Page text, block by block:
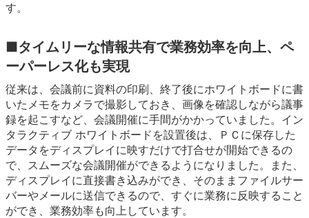
す。
■タイムリーな情報共有で業務効率を向上、ペ
ーパーレス化も実現
従来は、会議前に資料の印刷、終了後にホワイトボードに書
いたメモをカメラで撮影しておき、画像を確認しながら議事
録を起こすなど、会議開催に手間がかかっていました。イン
タラクティブ ホワイトボードを設置後は、ＰＣに保存した
データをディスプレイに映すだけで打合せが開始できるの
で、スムーズな会議開催ができるようになりました。また、
ディスプレイに直接書き込みができ、そのままファイルサー
バーやメールに送信できるので、すぐに業務に反映すること
ができ、業務効率も向上しています。